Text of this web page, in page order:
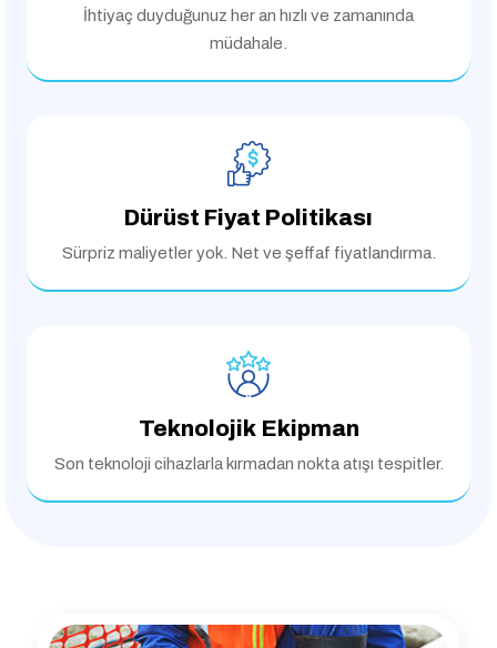
İhtiyaç duyduğunuz her an hızlı ve zamanında
müdahale.
Dürüst Fiyat Politikası
Sürpriz maliyetler yok. Net ve şeffaf fiyatlandırma.
Teknolojik Ekipman
Son teknoloji cihazlarla kırmadan nokta atışı tespitler.